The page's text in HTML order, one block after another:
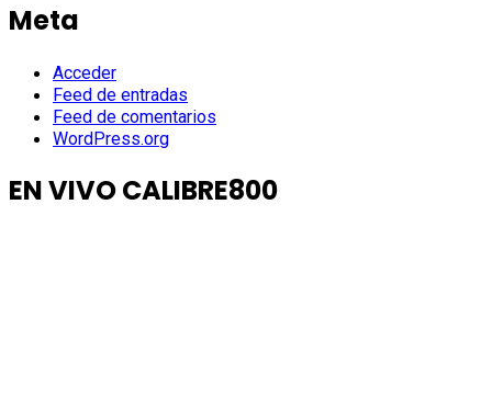
Meta
Acceder
Feed de entradas
Feed de comentarios
WordPress.org
EN VIVO CALIBRE800